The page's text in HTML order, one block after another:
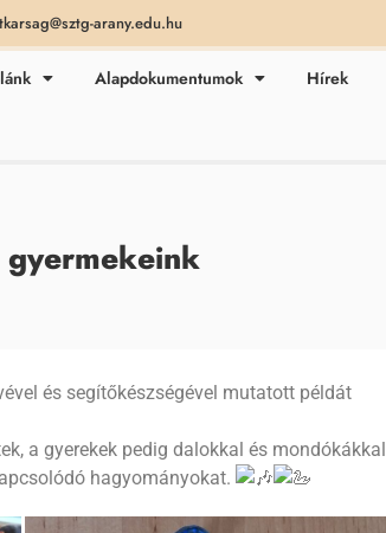
arany.edu.hu
Alapdokumentumok Hírek
és segítőkészségével mutatott példát
a gyerekek pedig dalokkal és mondókákkal
hagyományokat.